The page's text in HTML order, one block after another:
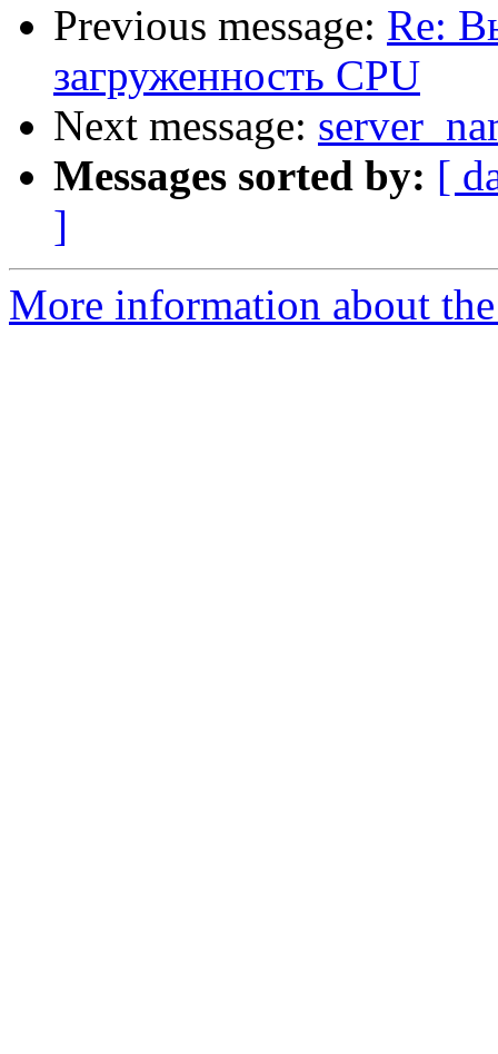
Previous message: Re:
загруженность CPU
Next message:
Messages sorted by: [
]
More information about